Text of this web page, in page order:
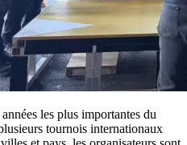
les plus importantes du
tournois internationaux